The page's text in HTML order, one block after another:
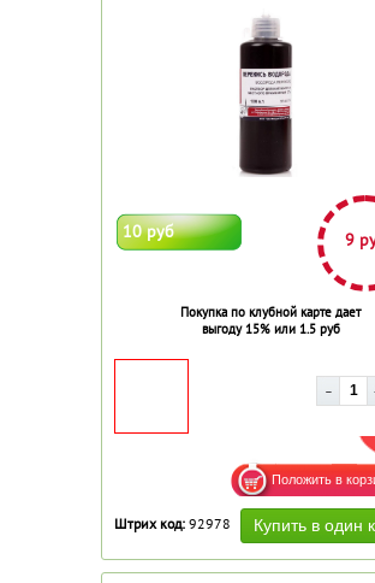
10 руб 9
Покупка по клубной карте дает
выгоду 15% или 1.5 руб
Штрих код: 92978